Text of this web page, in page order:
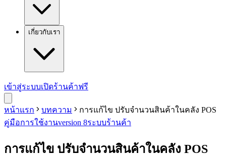
เกี่ยวกับเรา
เข้าสู่ระบบเปิดร้านค้าฟรี
หน้าแรก บทความ
การแก้ไข ปรับจำนวนสินค้าในคลัง POS
คู่มือการใช้งานversion 8ระบบร้านค้า
การแก้ไข ปรับจำนวนสินค้าในคลัง POS